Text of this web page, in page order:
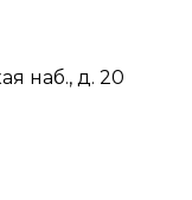
наб., д. 20